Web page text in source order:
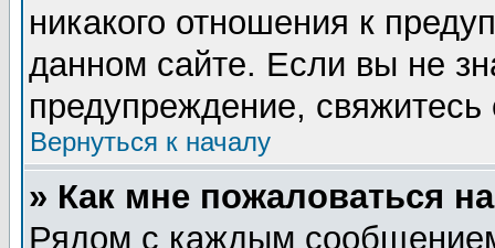
никакого отношения к
данном сайте. Если вы не
предупреждение,
Вернуться к началу
» Как мне пожаловаться
Рядом с каждым